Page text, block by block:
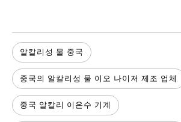
알칼리성 물 중국
중국의 알칼리성 물 이오 나이저 제조 업체
중국 알칼리 이온수 기계